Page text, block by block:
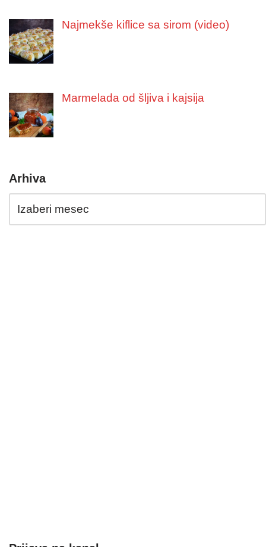
Najmekše kiflice sa sirom (video)
Marmelada od šljiva i kajsija
Arhiva